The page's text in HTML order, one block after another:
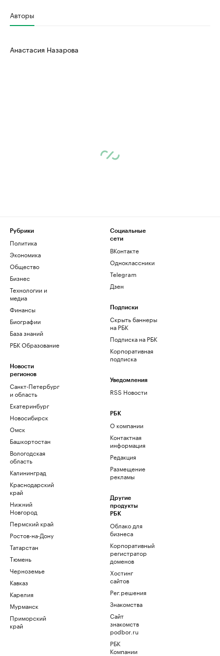
Авторы
Анастасия Назарова
Рубрики
Политика
Экономика
Общество
Бизнес
Технологии и
медиа
Финансы
Биографии
База знаний
РБК Образование
Новости
регионов
Санкт-Петербург
и область
Екатеринбург
Новосибирск
Омск
Башкортостан
Вологодская
область
Калининград
Краснодарский
край
Нижний
Новгород
Пермский край
Ростов-на-Дону
Татарстан
Тюмень
Черноземье
Кавказ
Карелия
Мурманск
Приморский
край
Социальные
сети
ВКонтакте
Одноклассники
Telegram
Дзен
Подписки
Скрыть баннеры
на РБК
Подписка на РБК
Корпоративная
подписка
Уведомления
RSS Новости
РБК
О компании
Контактная
информация
Редакция
Размещение
рекламы
Другие
продукты
РБК
Облако для
бизнеса
Корпоративный
регистратор
доменов
Хостинг
сайтов
Рег.решения
Знакомства
Сайт
знакомств
podbor.ru
РБК
Компании